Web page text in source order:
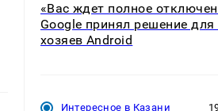
«Вас ждет полное
Google принял решение для
хозяев Android
Интересное в Казани